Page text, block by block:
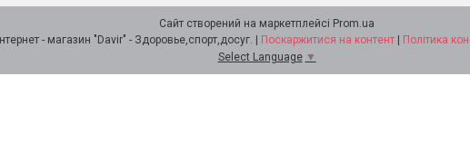
Сайт створений на маркетплейсі Prom.ua
Поскаржитися на контент
Політика
Select Language ▼